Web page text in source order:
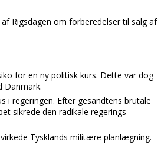
Rigsdagen om forberedelser til salg af
for en ny politisk kurs. Dette var dog
Danmark.
i regeringen. Efter gesandtens brutale
sikrede den radikale regerings
Tysklands militære planlægning.